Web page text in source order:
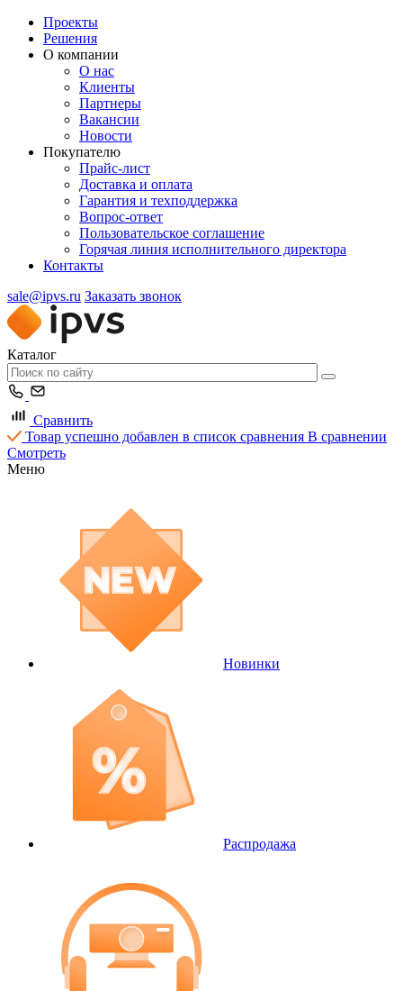
Проекты
Решения
О компании
О нас
Клиенты
Партнеры
Вакансии
Новости
Покупателю
Прайс-лист
Доставка и оплата
Гарантия и техподдержка
Вопрос-ответ
Пользовательское соглашение
Горячая линия исполнительного директора
Контакты
sale@ipvs.ru Заказать звонок
Каталог
Сравнить
Товар успешно добавлен в список сравнения В сравнении
Смотреть
Меню
Новинки
Распродажа